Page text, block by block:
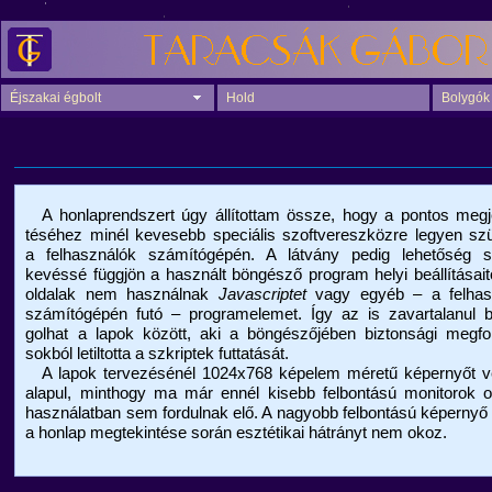
Éjszakai égbolt Hold Bolygók
A honlaprendszert úgy állítottam össze, hogy a pontos
téséhez minél kevesebb speciális szoftvereszközre legyen
a felhasználók számítógépén. A látvány pedig lehetőség
kevéssé függjön a használt böngésző program helyi
oldalak nem használnak Javascriptetvagy egyéb – a
számítógépén futó – programelemet. Így az is zavartalanul
golhat a lapok között, aki a böngészőjében biztonsági
sokból letiltotta a szkriptek futtatását.
A lapok tervezésénél 1024x768 képelem méretű képernyőt
alapul, minthogy ma már ennél kisebb felbontású monitorok
használatban sem fordulnak elő. A nagyobb felbontású képernyő
a honlap megtekintése során esztétikai hátrányt nem okoz.